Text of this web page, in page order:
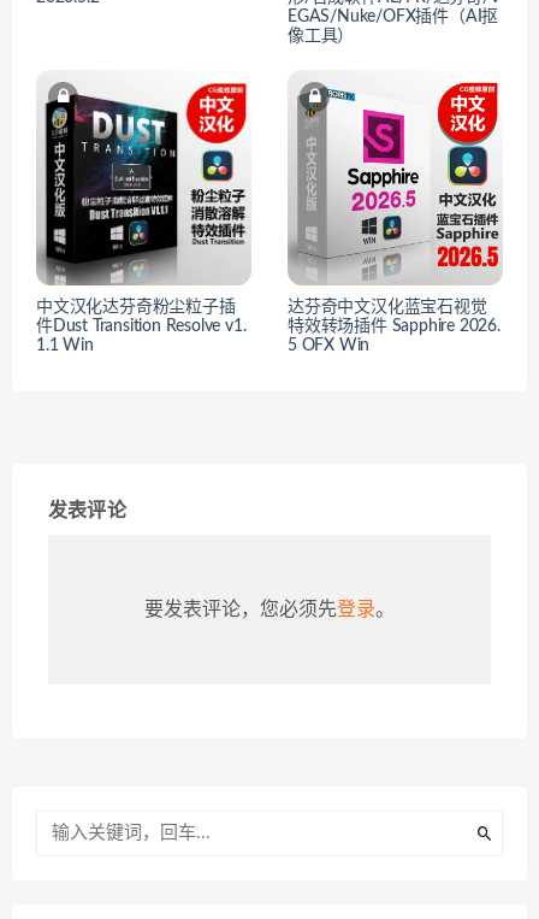
EGAS/Nuke/OFX插件（AI抠
像工具）
中文汉化达芬奇粉尘粒子插
件Dust Transition Resolve v1.
1.1 Win
达芬奇中文汉化蓝宝石视觉
特效转场插件 Sapphire 2026.
5 OFX Win
发表评论
要发表评论，您必须先登录。